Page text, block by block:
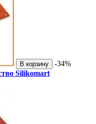
В корзину
-34%
Silikomart